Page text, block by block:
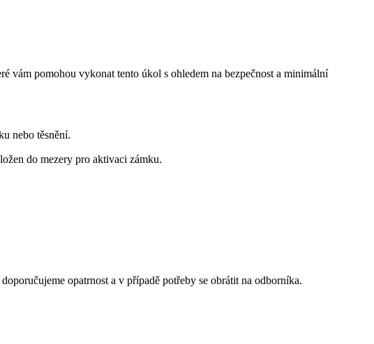
vám pomohou vykonat tento úkol s ohledem na bezpečnost a minimální
nebo těsnění.
do mezery pro aktivaci zámku.
opatrnost a v případě potřeby se obrátit na odborníka.